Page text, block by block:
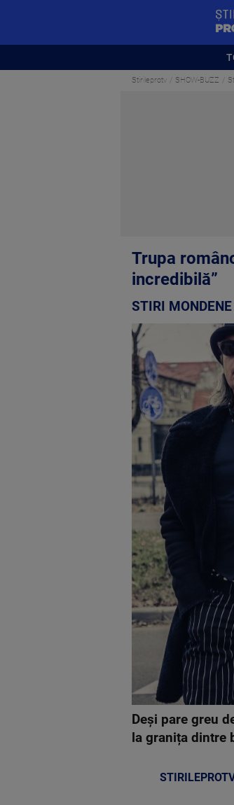
Stirileprotv SHOW-BUZZ
Trupa
incredibilă”
STIRI MONDENE
Deși pare greu
la granița dintre